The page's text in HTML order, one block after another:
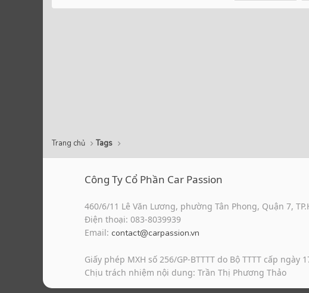
Trang chủ Tags
Công Ty Cổ Phần Car Passion
460/6/11 Lê Văn Lương, phường Tân Phong, Quận 7,
Điện thoại: 083-8039939
Email: contact@carpassion.vn
Giấy phép MXH số 256/GP-BTTTT do Bộ TTTT cấp ngày
Chịu trách nhiệm nội dung: Trần Thị Phương Thảo